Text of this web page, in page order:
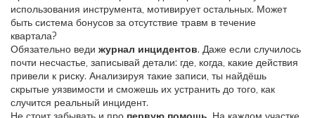
использования инструмента, мотивирует остальных. Может
быть система бонусов за отсутствие травм в течение
квартала?
Обязательно веди журнал инцидентов. Даже если случилось
почти несчастье, записывай детали: где, когда, какие действия
привели к риску. Анализируя такие записи, ты найдёшь
скрытые уязвимости и сможешь их устранить до того, как
случится реальный инцидент.